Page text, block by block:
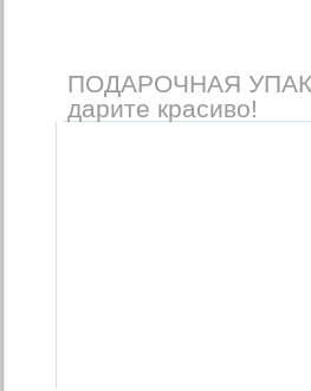
ПОДАРОЧНАЯ
дарите красиво!